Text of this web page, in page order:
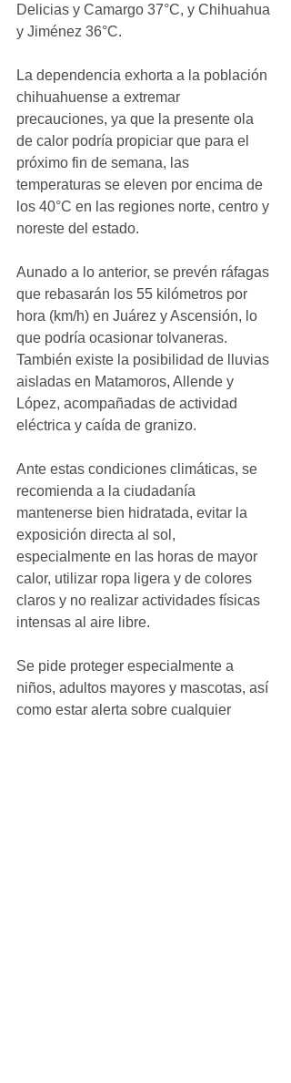
Delicias y Camargo 37°C, y Chihuahua
y Jiménez 36°C.
La dependencia exhorta a la población
chihuahuense a extremar
precauciones, ya que la presente ola
de calor podría propiciar que para el
próximo fin de semana, las
temperaturas se eleven por encima de
los 40°C en las regiones norte, centro y
noreste del estado.
Aunado a lo anterior, se prevén ráfagas
que rebasarán los 55 kilómetros por
hora (km/h) en Juárez y Ascensión, lo
que podría ocasionar tolvaneras.
También existe la posibilidad de lluvias
aisladas en Matamoros, Allende y
López, acompañadas de actividad
eléctrica y caída de granizo.
Ante estas condiciones climáticas, se
recomienda a la ciudadanía
mantenerse bien hidratada, evitar la
exposición directa al sol,
especialmente en las horas de mayor
calor, utilizar ropa ligera y de colores
claros y no realizar actividades físicas
intensas al aire libre.
Se pide proteger especialmente a
niños, adultos mayores y mascotas, así
como estar alerta sobre cualquier